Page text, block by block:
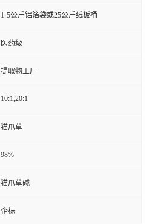
1-5公斤铝箔袋或25公斤纸板桶
医药级
提取物工厂
10:1,20:1
猫爪草
98%
猫爪草碱
企标